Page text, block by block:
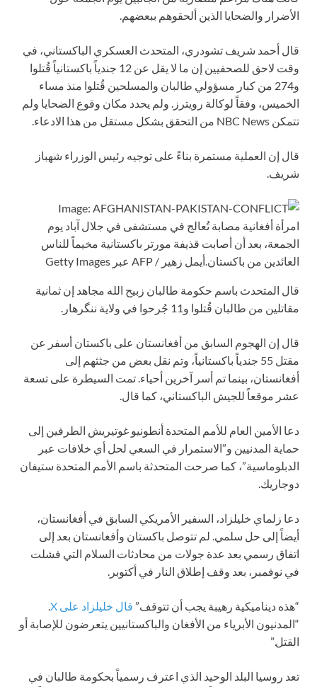
الأضرار والضحايا الذين ألحقوهم ببعضهم.
قال أحمد شريف تشودري، المتحدث العسكري الباكستاني، في
وقت لاحق للصحفيين إن ما لا يقل عن 12 جندياً باكستانياً قُتلوا
و274 من كبار مسؤولي طالبان والمسلحين قُتلوا منذ مساء
الخميس، وفقاً لوكالة رويترز. ولم يحدد مكان وقوع الضحايا ولم
تتمكن NBC News من التحقق بشكل مستقل من هذا الادعاء.
قال إن العملية مستمرة بناءً على توجيه رئيس الوزراء شهباز
شريف.
امرأة أفغانية مصابة تُعالج في مستشفى في جلال آباد يوم
الجمعة، بعد أن أصابت قذيفة مورتر باكستانية مخيماً للناس
العائدين من باكستان.أيمل زهير / AFP عبر Getty Images
قال المتحدث باسم حكومة طالبان زبيح الله مجاهد إن ثمانية
مقاتلين من طالبان قُتلوا و11 جُرحوا في ولاية ننگرهار.
قال إن الهجوم السابق من أفغانستان على باكستان أسفر عن
مقتل 55 جندياً باكستانياً، وتم نقل بعض من جثثهم إلى
أفغانستان، بينما تم أسر آخرين أحياء. تمت السيطرة على تسعة
عشر موقعاً للجيش الباكستاني، كما قال.
دعا الأمين العام للأمم المتحدة أنطونيو غوتيريش الطرفين إلى
حماية المدنيين و”الاستمرار في السعي لحل أي خلافات عبر
الدبلوماسية”، كما صرحت المتحدثة باسم الأمم المتحدة ستيفان
دوجاريك.
دعا زلماي خليلزاد، السفير الأمريكي السابق في أفغانستان،
أيضاً إلى حل سلمي. لم تتوصل باكستان وأفغانستان بعد إلى
اتفاق رسمي بعد عدة جولات من محادثات السلام التي فشلت
في نوفمبر، بعد وقف إطلاق النار في أكتوبر.
“هذه ديناميكية رهيبة يجب أن تتوقف” قال خليلزاد على X
.
“المدنيون الأبرياء من الأفغان والباكستانيين يتعرضون للإصابة أو
القتل.”
تعد روسيا البلد الوحيد الذي اعترف رسمياً بحكومة طالبان في